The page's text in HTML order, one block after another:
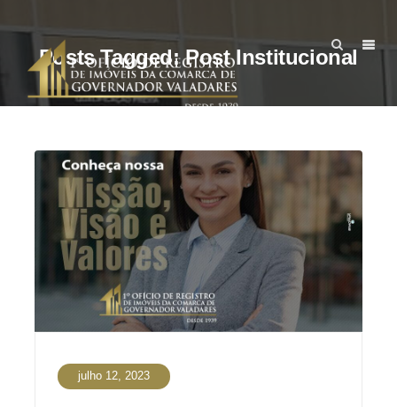
Posts Tagged: Post Institucional
julho 12, 2023